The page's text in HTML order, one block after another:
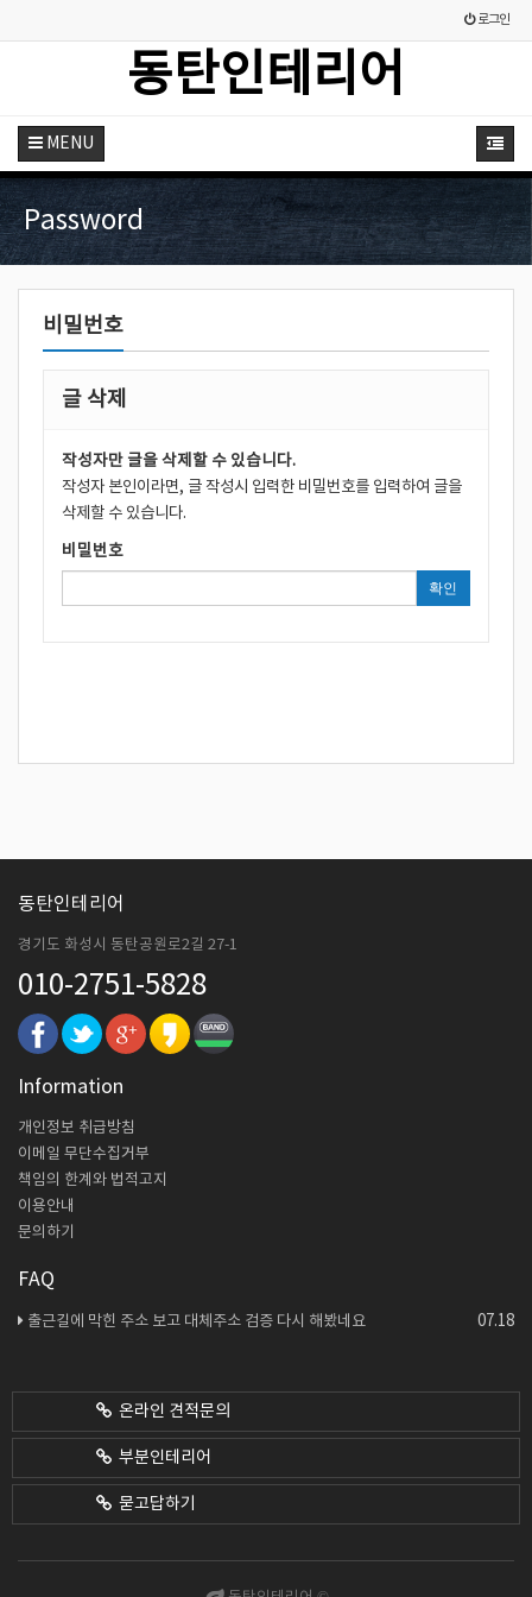
로그인
동탄인테리어
MENU
Password
비밀번호
글 삭제
작성자만 글을 삭제할 수 있습니다.
작성자 본인이라면, 글 작성시 입력한 비밀번호를 입력하여 글을
삭제할 수 있습니다.
비밀번호
확인
동탄인테리어
경기도 화성시 동탄공원로2길 27-1
010-2751-5828
Information
개인정보 취급방침
이메일 무단수집거부
책임의 한계와 법적고지
이용안내
문의하기
FAQ
07.18
출근길에 막힌 주소 보고 대체주소 검증 다시 해봤네요
온라인 견적문의
부분인테리어
묻고답하기